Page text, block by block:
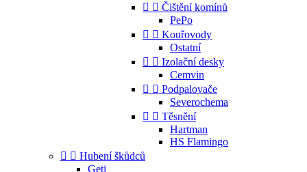
  Čištění komínů
PePo
  Kouřovody
Ostatní
  Izolační desky
Cemvin
  Podpalovače
Severochema
  Těsnění
Hartman
HS Flamingo
  Hubení škůdců
Geti